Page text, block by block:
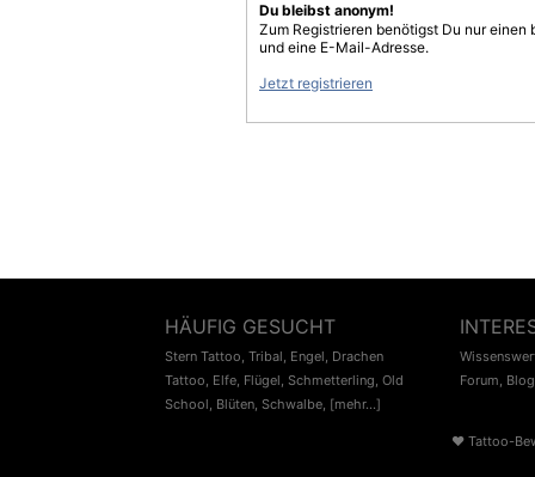
Du bleibst anonym!
Zum Registrieren benötigst Du nur einen
und eine E-Mail-Adresse.
Jetzt registrieren
HÄUFIG GESUCHT
Stern Tattoo, Tribal, Engel, Drachen
Tattoo, Elfe, Flügel, Schmetterling, Old
School, Blüten, Schwalbe, [mehr...]
Forum, Blog
♥ Tattoo-